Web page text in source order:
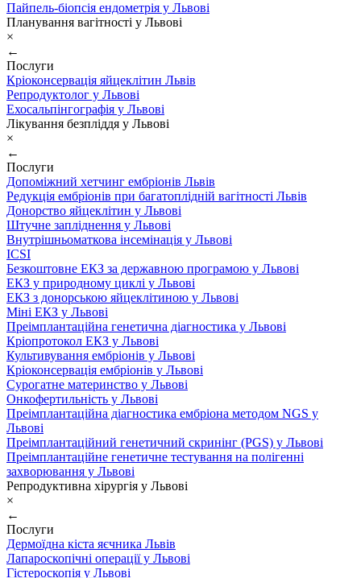
Пайпель-біопсія ендометрія у Львові
Планування вагітності у Львові
×
←
Послуги
Кріоконсервація яйцеклітин Львів
Репродуктолог у Львові
Ехосальпінгографія у Львові
Лікування безпліддя у Львові
×
←
Послуги
Допоміжний хетчинг ембріонів Львів
Редукція ембріонів при багатоплідній вагітності Львів
Донорство яйцеклітин у Львові
Штучне запліднення у Львові
Внутрішньоматкова інсемінація у Львові
ICSI
Безкоштовне ЕКЗ за державною програмою у Львові
ЕКЗ у природному циклі у Львові
ЕКЗ з донорською яйцеклітиною у Львові
Міні ЕКЗ у Львові
Преімплантаційна генетична діагностика у Львові
Кріопротокол ЕКЗ у Львові
Культивування ембріонів у Львові
Кріоконсервація ембріонів у Львові
Сурогатне материнство у Львові
Онкофертильність у Львові
Преімплантаційна діагностика ембріона методом NGS у
Львові
Преімплантаційний генетичний скринінг (PGS) у Львові
Преімплантаційне генетичне тестування на полігенні
захворювання у Львові
Репродуктивна хірургія у Львові
×
←
Послуги
Дермоїдна кіста яєчника Львів
Лапароскопічні операції у Львові
Гістероскопія у Львові